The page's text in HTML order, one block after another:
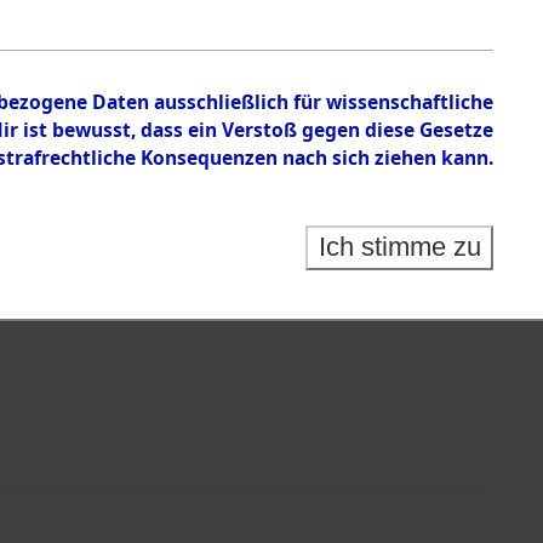
Daten ausschließlich für wissenschaftliche
bewusst, dass ein Verstoß gegen diese Gesetze
Konsequenzen nach sich ziehen kann.
Ich stimme zu